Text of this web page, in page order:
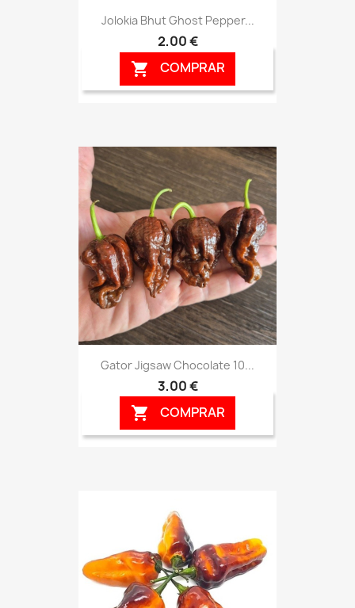
Jolokia Bhut Ghost Pepper...
2,00 €
 COMPRAR
Gator Jigsaw Chocolate 10...
3,00 €
 COMPRAR